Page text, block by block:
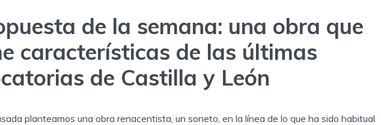
de la semana: una obra que
características de las últimas
de Castilla y León
planteamos una obra renacentista, un soneto, en la línea de lo que ha sido habitual